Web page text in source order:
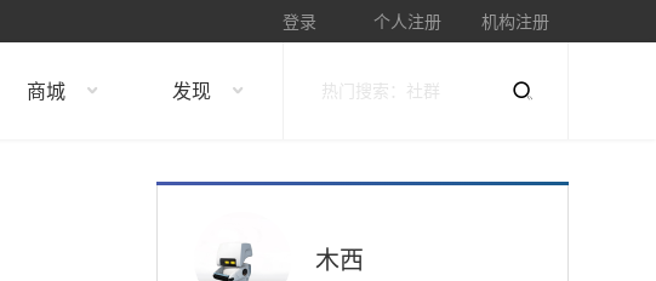
登录 个人注册 机构注册
商城 发现
木西